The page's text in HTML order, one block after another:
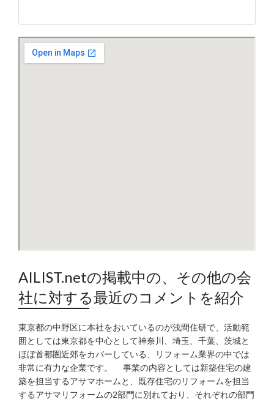
AILIST.netの掲載中の、その他の会
社に対する最近のコメントを紹介
東京都の中野区に本社をおいているのが浅間住研で、活動範
囲としては東京都を中心として神奈川、埼玉、千葉、茨城と
ほぼ首都圏近郊をカバーしている、リフォーム業界の中では
非常に有力な企業です。 事業の内容としては新築住宅の建
築を担当するアサマホームと、既存住宅のリフォームを担当
するアサマリフォームの2部門に別れており、それぞれの部門